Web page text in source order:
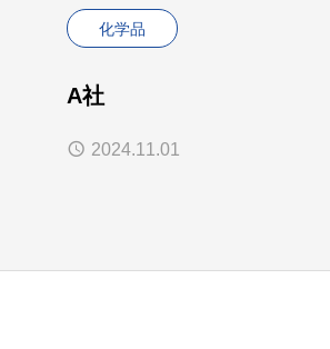
化学品
A社
2024.11.01